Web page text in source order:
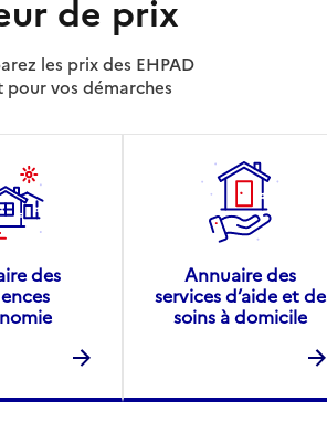
de prix
les prix des EHPAD
vos démarches
des
Annuaire des
services d’aide et de
soins à domicile